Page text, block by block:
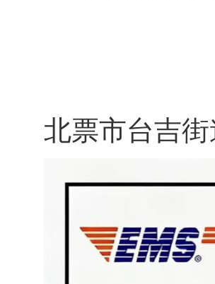
北票市台吉